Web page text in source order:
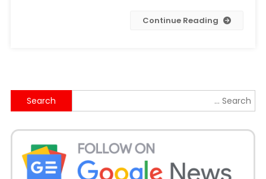
شد
Continue Reading
Search
for: